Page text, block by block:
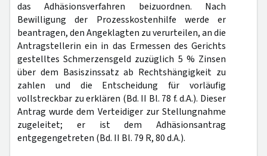
das Adhäsionsverfahren beizuordnen. Nach
Bewilligung der Prozesskostenhilfe werde er
beantragen, den Angeklagten zu verurteilen, an die
Antragstellerin ein in das Ermessen des Gerichts
gestelltes Schmerzensgeld zuzüglich 5 % Zinsen
über dem Basiszinssatz ab Rechtshängigkeit zu
zahlen und die Entscheidung für vorläufig
vollstreckbar zu erklären (Bd. II Bl. 78 f. d.A.). Dieser
Antrag wurde dem Verteidiger zur Stellungnahme
zugeleitet; er ist dem Adhäsionsantrag
entgegengetreten (Bd. II Bl. 79 R, 80 d.A.).